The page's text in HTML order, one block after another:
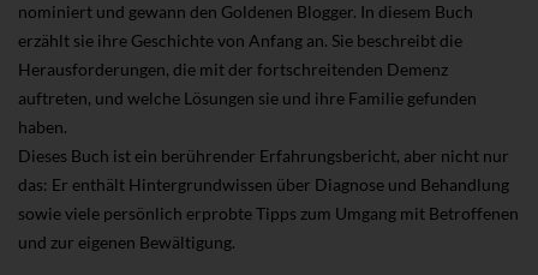
nominiert und gewann den Goldenen Blogger. In diesem Buch
erzählt sie ihre Geschichte von Anfang an. Sie beschreibt die
Herausforderungen, die mit der fortschreitenden Demenz
auftreten, und welche Lösungen sie und ihre Familie gefunden
haben.
Dieses Buch ist ein berührender Erfahrungsbericht, aber nicht nur
das: Er enthält Hintergrundwissen über Diagnose und Behandlung
sowie viele persönlich erprobte Tipps zum Umgang mit Betroffenen
und zur eigenen Bewältigung.